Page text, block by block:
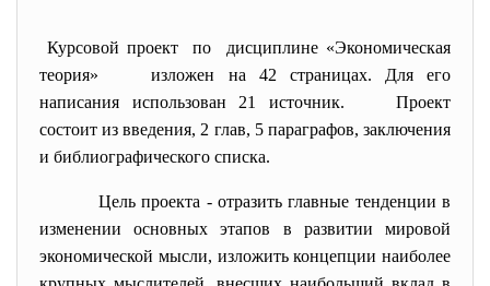
Курсовой проект по дисциплине «Экономическая
теория» изложен на 42 страницах. Для его
написания использован 21 источник. Проект
состоит из введения, 2 глав, 5 параграфов, заключения
и библиографического списка.
Цель проекта - отразить главные тенденции в
изменении основных этапов в развитии мировой
экономической мысли, изложить концепции наиболее